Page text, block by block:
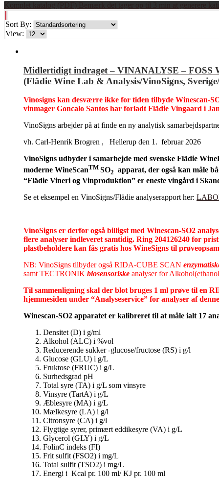
Sort By:
View:
Midlertidigt indraget – VINANALYSE – FOSS
(Flädie Wine Lab & Analysis/VinoSigns,
Vinosigns kan desværre ikke for tiden tilbyde Winescan-
vinmager Goncalo Santos har forladt Flädie Vingaard i
VinoSigns arbejder på at finde en ny analytisk
vh. Carl-Henrik Brogren , Hellerup den 1. februar 2026
VinoSigns udbyder i samarbejde med svenske Flädie
moderne WineScanTM SO2 apparat, der også kan måle
“Flädie Vineri og Vinproduktion” er eneste vingård i
Se et eksempel en VinoSigns/Flädie analyserapport her:
VinoSigns er derfor også billigst med Winescan-SO2
flere analyser indleveret samtidig. Ring 204126240 for
plastbeholdere kan fås gratis hos WineSigns til
NB: VinoSigns tilbyder også RIDA-CUBE SCAN
samt TECTRONIK biosensoriske analyserfor
Til sammenligning skal der blot bruges 1 ml prøve til en
hjemmesiden under “Analyseservice” for analyser af
Winescan-SO2 apparatet er kalibreret til at måle ialt 17
Densitet (D) i g/ml
Alkohol (ALC) i %vol
Reducerende sukker -glucose/fructose (RS) i g/l
Glucose (GLU) i g/L
Fruktose (FRUC) i g/L
Surhedsgrad pH
Total syre (TA) i g/L som vinsyre
Vinsyre (TartA) i g/L
Æblesyre (MA) i g/L
Mælkesyre (LA) i g/l
Citronsyre (CA) i g/l
Flygtige syrer, primært eddikesyre (VA) i g/L
Glycerol (GLY) i g/L
FolinC indeks (FI)
Frit sulfit (FSO2) i mg/L
Total sulfit (TSO2) i mg/L
Energi i Kcal pr. 100 ml/ KJ pr. 100 ml